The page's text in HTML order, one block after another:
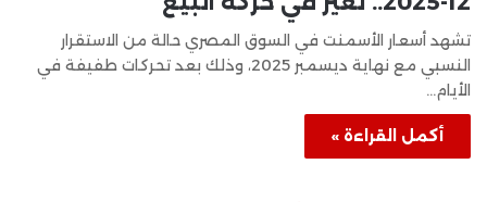
تشهد أسعار الأسمنت في السوق المصري حالة من الاستقرار
النسبي مع نهاية ديسمبر 2025، وذلك بعد تحركات طفيفة في
الأيام…
أكمل القراءة »